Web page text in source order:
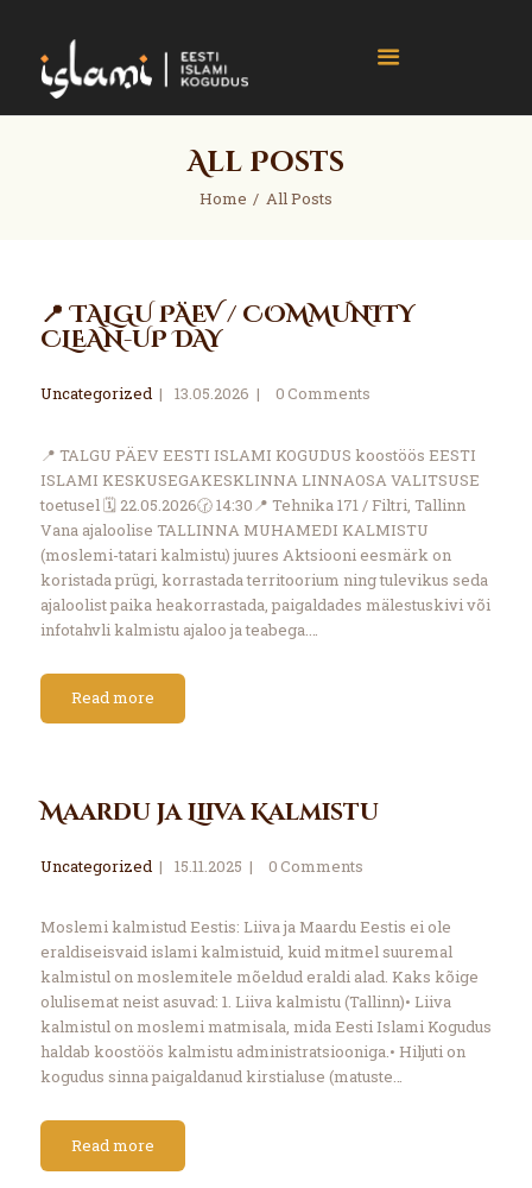
All Posts
Home All Posts
islami.ee
About
Contact
📍 TALGU PÄEV / COMMUNITY
CLEAN-UP DAY
Uncategorized 13.05.2026 0Comments
📍 TALGU PÄEV EESTI ISLAMI KOGUDUS koostöös EESTI
ISLAMI KESKUSEGAKESKLINNA LINNAOSA VALITSUSE
toetusel 🗓 22.05.2026🕝 14:30📍 Tehnika 171 / Filtri, Tallinn
Vana ajaloolise TALLINNA MUHAMEDI KALMISTU
(moslemi-tatari kalmistu) juures Aktsiooni eesmärk on
koristada prügi, korrastada territoorium ning tulevikus seda
ajaloolist paika heakorrastada, paigaldades mälestuskivi või
infotahvli kalmistu ajaloo ja teabega.…
Read more
Maardu ja Liiva Kalmistu
Uncategorized 15.11.2025 0Comments
Moslemi kalmistud Eestis: Liiva ja Maardu Eestis ei ole
eraldiseisvaid islami kalmistuid, kuid mitmel suuremal
kalmistul on moslemitele mõeldud eraldi alad. Kaks kõige
olulisemat neist asuvad: 1.⁠ ⁠Liiva kalmistu (Tallinn)• Liiva
kalmistul on moslemi matmisala, mida Eesti Islami Kogudus
haldab koostöös kalmistu administratsiooniga.• Hiljuti on
kogudus sinna paigaldanud kirstialuse (matuste…
Read more